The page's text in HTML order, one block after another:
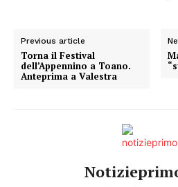
Previous article
Torna il Festival
dell’Appennino a Toano.
Anteprima a Valestra